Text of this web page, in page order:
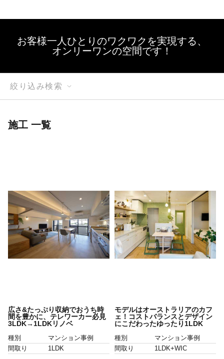
お客様一人ひとりのワクワクを実現する、
オンリーワンの空間です！
絞り込み検索
施工 一覧
広さ&たっぷり収納でおうち時
間を豊かに、テレワーカー必見
3LDK→1LDKリノベ
種別
マンション事例
間取り
1LDK
モデルはオーストラリアのカフ
ェ！コストバランスとデザイン
にこだわったゆったり1LDK
種別
マンション事例
間取り
1LDK+WIC